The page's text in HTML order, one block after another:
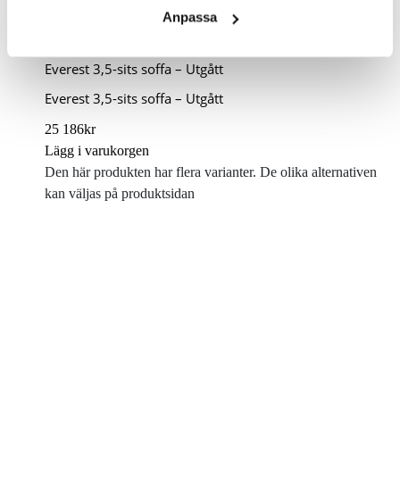
Anpassa
Everest 3,5-sits soffa – Utgått
Everest 3,5-sits soffa – Utgått
25 186kr
Lägg i varukorgen
Den här produkten har flera varianter. De olika alternativen
kan väljas på produktsidan